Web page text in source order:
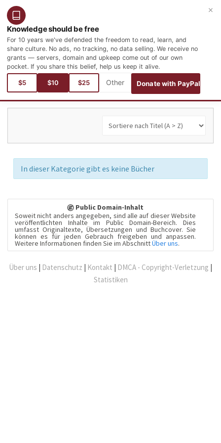
Deutsch
Knowledge should be free
For 10 years we've defended the freedom to read, learn, and
share culture. No ads, no tracking, no data selling. We receive no
grants — servers, domain and upkeep come out of our own
pocket. If you share this belief, help us keep it alive.
$5 $10 $25 Donate with PayPal
×
Aktuelle Seite:Sprachen Russisch
In dieser Kategorie gibt es keine Bücher
Public Domain-Inhalt
Soweit nicht anders angegeben, sind alle auf dieser Website
veröffentlichten Inhalte im Public Domain-Bereich. Dies
umfasst Originaltexte, Übersetzungen und Buchcover. Sie
können es für jeden Gebrauch freigeben und anpassen.
Weitere Informationen finden Sie im AbschnittÜber uns.
Über uns | Datenschutz | Kontakt | DMCA - Copyright-Verletzung |
Statistiken